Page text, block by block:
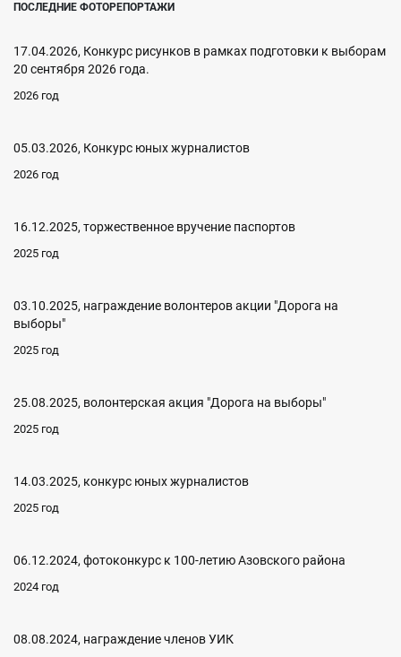
ПОСЛЕДНИЕ ФОТОРЕПОРТАЖИ
17.04.2026, Конкурс рисунков в рамках подготовки к выборам
20 сентября 2026 года.
2026 год
05.03.2026, Конкурс юных журналистов
2026 год
16.12.2025, торжественное вручение паспортов
2025 год
03.10.2025, награждение волонтеров акции "Дорога на
выборы"
2025 год
25.08.2025, волонтерская акция "Дорога на выборы"
2025 год
14.03.2025, конкурс юных журналистов
2025 год
06.12.2024, фотоконкурс к 100-летию Азовского района
2024 год
08.08.2024, награждение членов УИК